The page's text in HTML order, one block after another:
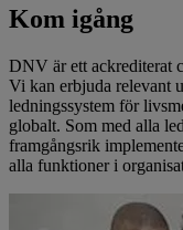
Kom igång
DNV är ett ackrediterat
Vi kan erbjuda relevant
ledningssystem för
globalt. Som med alla
framgångsrik
alla funktioner i